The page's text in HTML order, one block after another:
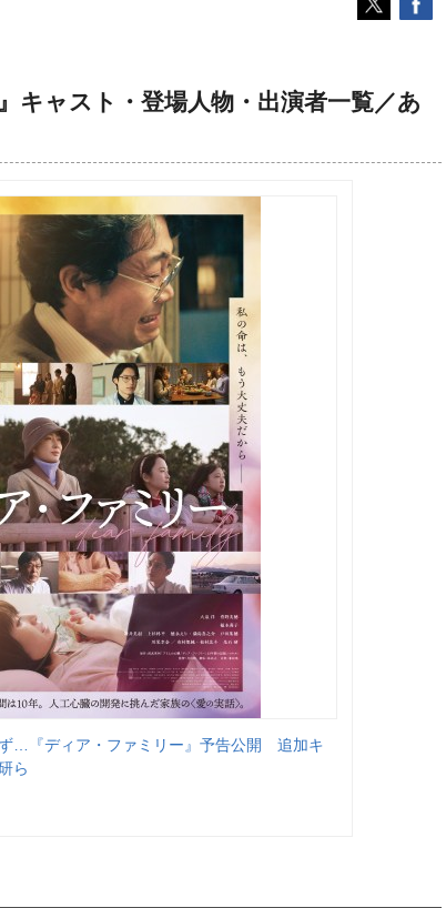
キャスト・登場人物・出演者一覧／あ
…『ディア・ファミリー』予告公開 追加キ
ら